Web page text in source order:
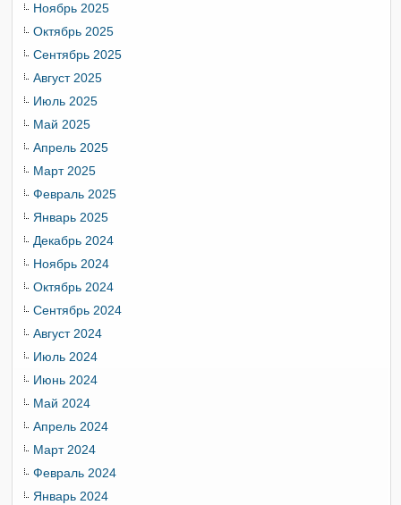
Ноябрь 2025
Октябрь 2025
Сентябрь 2025
Август 2025
Июль 2025
Май 2025
Апрель 2025
Март 2025
Февраль 2025
Январь 2025
Декабрь 2024
Ноябрь 2024
Октябрь 2024
Сентябрь 2024
Август 2024
Июль 2024
Июнь 2024
Май 2024
Апрель 2024
Март 2024
Февраль 2024
Январь 2024